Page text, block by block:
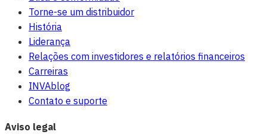
Torne-se um distribuidor
História
Liderança
Relações com investidores e relatórios financeiros
Carreiras
INVAblog
Contato e suporte
Aviso legal